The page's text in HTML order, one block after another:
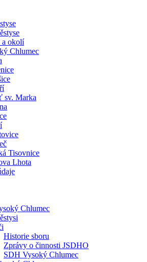
a okolí
Chlumec
sv. Marka
Tisovnice
Lhota
Chlumec
Historie sboru
Zprávy o činnosti JSDHO
SDH Vysoký Chlumec